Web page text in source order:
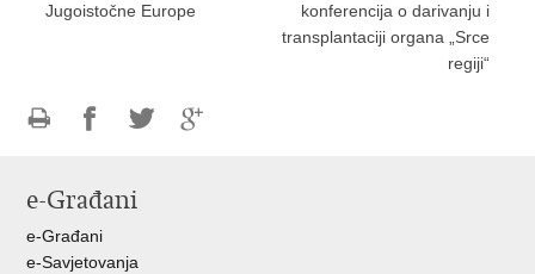
Jugoistočne Europe
konferencija o darivanju i
transplantaciji organa „Srce
regiji“
FacebookuTwitteru
e-Građani
e-Građani
e-Savjetovanja